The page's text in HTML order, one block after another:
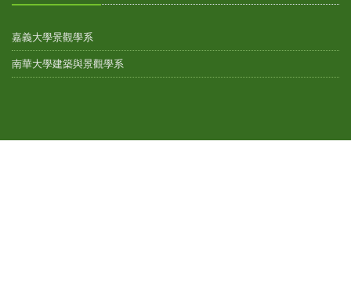
嘉義大學景觀學系
南華大學建築與景觀學系